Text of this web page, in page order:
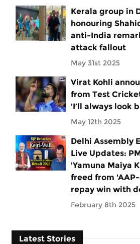
Kerala group in
honouring
anti-India
attack fallout
May 31st 2025
Virat Kohli
from Test
'I’ll always look
May 12th 2025
Delhi Assembly
Live Updates:
'Yamuna Maiya
freed from
repay win with
February 8th 2025
Latest Stories